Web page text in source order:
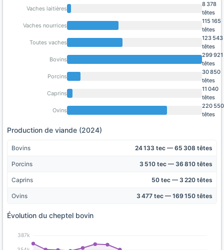
Vaches laitières
8 378
têtes
Vaches nourrices
115 165
têtes
Toutes vaches
123 543
têtes
Bovins
299 921
têtes
Porcins
30 850
têtes
Caprins
11 040
têtes
Ovins
220 550
têtes
Production de viande (2024)
Bovins 24 133 tec — 65 308 têtes
Porcins 3 510 tec — 36 810 têtes
Caprins 50 tec — 3 220 têtes
Ovins 3 477 tec — 169 150 têtes
Évolution du cheptel bovin
387k